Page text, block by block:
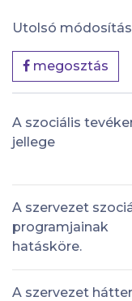
Utolsó módosítás:
megosztás
A szociális
jellege
A szervezet
programjainak
hatásköre.
A szervezet